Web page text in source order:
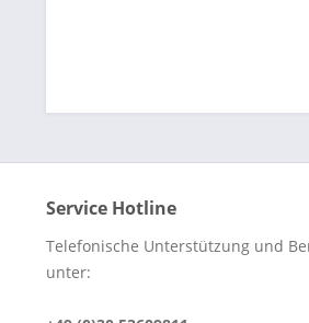
Service Hotline
Telefonische Unterstützung und
unter: